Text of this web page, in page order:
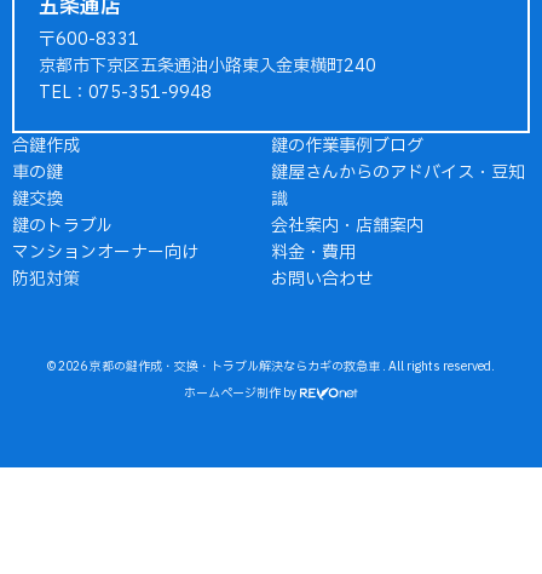
五条通店
〒600-8331
京都市下京区五条通油小路東入金東横町240
TEL：075-351-9948
合鍵作成
車の鍵
鍵交換
鍵のトラブル
マンションオーナー向け
防犯対策
鍵の作業事例ブログ
鍵屋さんからのアドバイス・豆知
識
会社案内・店舗案内
料金・費用
お問い合わせ
© 2026京都の鍵作成・交換・トラブル解決ならカギの救急車 . All rights reserved.
ホームページ制作by